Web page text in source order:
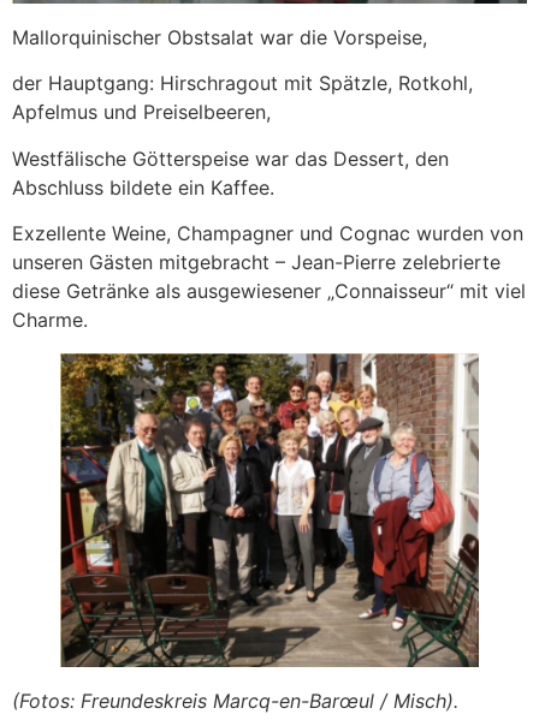
Mallorquinischer Obstsalat war die Vorspeise,
der Hauptgang: Hirschragout mit Spätzle, Rotkohl,
Apfelmus und Preiselbeeren,
Westfälische Götterspeise war das Dessert, den
Abschluss bildete ein Kaffee.
Exzellente Weine, Champagner und Cognac wurden von
unseren Gästen mitgebracht – Jean-Pierre zelebrierte
diese Getränke als ausgewiesener „Connaisseur“ mit viel
Charme.
(Fotos: Freundeskreis Marcq-en-Barœul / Misch).